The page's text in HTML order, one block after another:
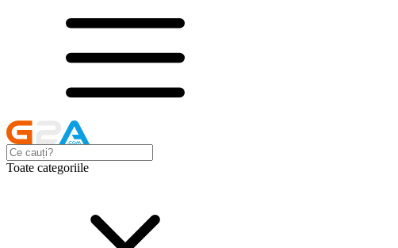
Toate categoriile